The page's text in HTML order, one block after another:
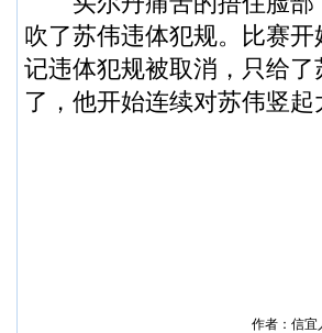
吹了苏伟违体犯规。比赛
记违体犯规被取消，只给
了，他开始连续对苏伟竖
作者：信